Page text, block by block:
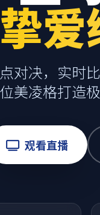
挚
对决，实时
位美凌格打造
观看直播